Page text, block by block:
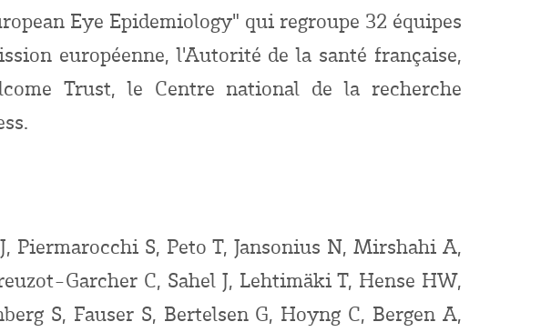
Eye Epidemiology" qui regroupe 32 équipes
européenne, l'Autorité de la santé française,
Trust, le Centre national de la recherche
Piermarocchi S, Peto T, Jansonius N, Mirshahi A,
Garcher C, Sahel J, Lehtimäki T, Hense HW,
S, Fauser S, Bertelsen G, Hoyng C, Bergen A,